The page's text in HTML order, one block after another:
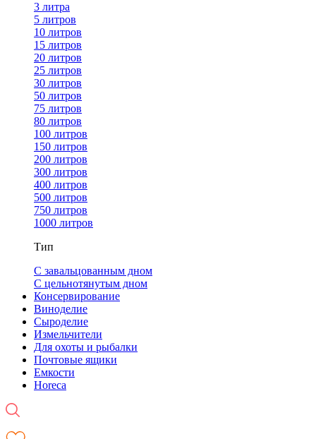
3 литра
5 литров
10 литров
15 литров
20 литров
25 литров
30 литров
50 литров
75 литров
80 литров
100 литров
150 литров
200 литров
300 литров
400 литров
500 литров
750 литров
1000 литров
Тип
С завальцованным дном
С цельнотянутым дном
Консервирование
Виноделие
Сыроделие
Измельчители
Для охоты и рыбалки
Почтовые ящики
Емкости
Horeca